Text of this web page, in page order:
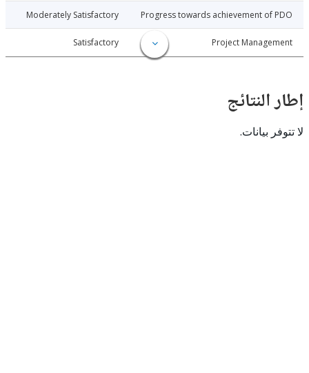
Progress towards achievement of
Moderately Satisfactory
Project
Satisfactory
بيانات.